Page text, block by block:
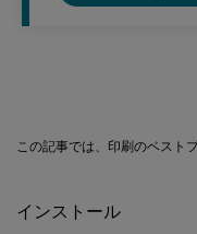
この記事では、印刷のベスト
インストール